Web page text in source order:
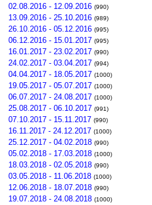
02.08.2016 - 12.09.2016 (990)
13.09.2016 - 25.10.2016 (989)
26.10.2016 - 05.12.2016 (995)
06.12.2016 - 15.01.2017 (995)
16.01.2017 - 23.02.2017 (990)
24.02.2017 - 03.04.2017 (994)
04.04.2017 - 18.05.2017 (1000)
19.05.2017 - 05.07.2017 (1000)
06.07.2017 - 24.08.2017 (1000)
25.08.2017 - 06.10.2017 (991)
07.10.2017 - 15.11.2017 (990)
16.11.2017 - 24.12.2017 (1000)
25.12.2017 - 04.02.2018 (990)
05.02.2018 - 17.03.2018 (1000)
18.03.2018 - 02.05.2018 (990)
03.05.2018 - 11.06.2018 (1000)
12.06.2018 - 18.07.2018 (990)
19.07.2018 - 24.08.2018 (1000)